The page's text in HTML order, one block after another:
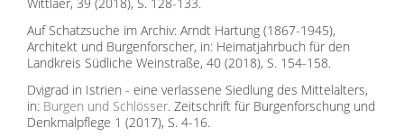
Auf Schatzsuche im Archiv: Arndt Hartung (1867-1945),
Architekt und Burgenforscher, in: Heimatjahrbuch für den
Landkreis Südliche Weinstraße, 40 (2018), S. 154-158.
Dvigrad in Istrien - eine verlassene Siedlung des Mittelalters,
in: Burgen und Schlösser. Zeitschrift für Burgenforschung und
Denkmalpflege 1 (2017), S. 4-16.